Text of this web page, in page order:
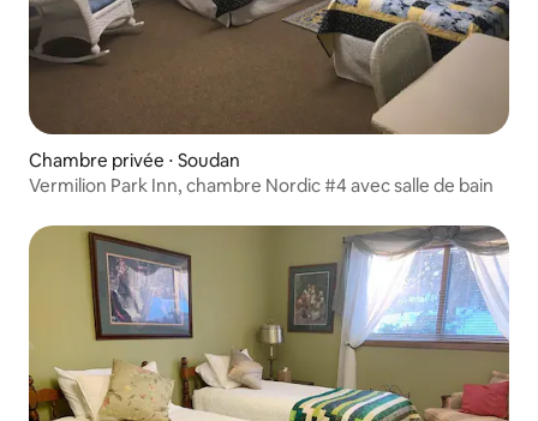
Chambre privée ⋅ Soudan
Vermilion Park Inn, chambre Nordic #4 avec salle de bain